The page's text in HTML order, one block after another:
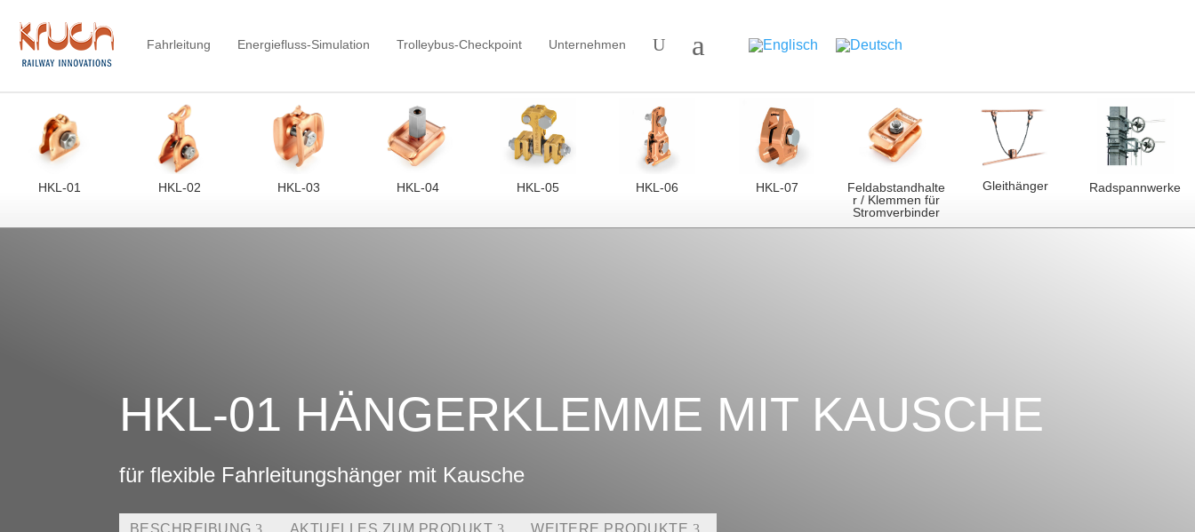
Fahrleitung Energiefluss-Simulation Trolleybus-Checkpoint Unternehmen U a
HKL-01 HKL-02 HKL-03 HKL-04 HKL-05 HKL-06 HKL-07
Feldabstandhalte
r / Klemmen für
Stromverbinder
Gleithänger Radspannwerke
HKL-01 HÄNGERKLEMME MIT KAUSCHE
für flexible Fahrleitungshänger mit Kausche